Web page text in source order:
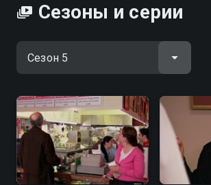
Сезоны и серии